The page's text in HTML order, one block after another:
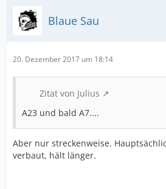
Blaue Sau
20. Dezember 2017 um 18:14
Zitat von Julius
A23 und bald A7....
Aber nur streckenweise.
verbaut, hält länger.